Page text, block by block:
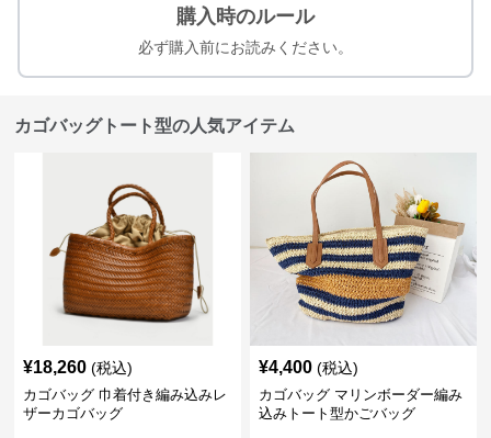
購入時のルール
必ず購入前にお読みください。
カゴバッグトート型の人気アイテム
¥18,260 (税込)
カゴバッグ 巾着付き編み込みレ
ザーカゴバッグ
¥4,400 (税込)
カゴバッグ マリンボーダー編み
込みトート型かごバッグ